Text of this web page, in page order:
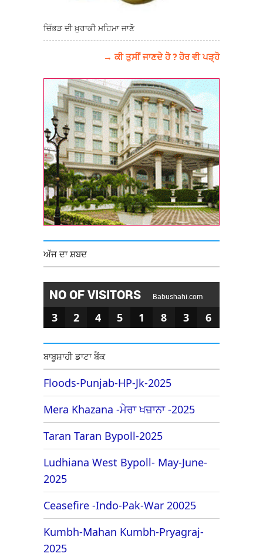
ਚਿੱਭੜ ਦੀ ਖ਼ੁਰਾਕੀ ਮਹਿਮਾ ਜਾਣੋ
→ ਕੀ ਤੁਸੀਂ ਜਾਣਦੇ ਹੋ ? ਹੋਰ ਵੀ ਪੜ੍ਹੋ
ਅੱਜ ਦਾ ਸ਼ਬਦ
NO OF VISITORS Babushahi.com
3 2 4 5 1 8 3 6
ਬਾਬੂਸ਼ਾਹੀ ਡਾਟਾ ਬੈਂਕ
Floods-Punjab-HP-Jk-2025
Mera Khazana -ਮੇਰਾ ਖਜ਼ਾਨਾ -2025
Taran Taran Bypoll-2025
Ludhiana West Bypoll- May-June-
2025
Ceasefire -Indo-Pak-War 20025
Kumbh-Mahan Kumbh-Pryagraj-
2025